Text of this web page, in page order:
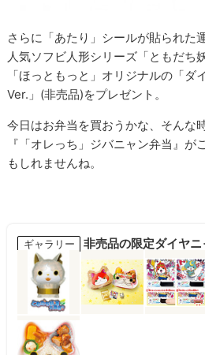
さらに「あたり」シールが貼られた
人気ソフビ人形シリーズ「ともだち
「ほっともっと」オリジナルの「ダ
Ver.」(非売品)をプレゼント。
今日はお弁当を買おうかな、そんな
『「オレっち」ジバニャン弁当』
もしれませんね。
ギャラリー 非売品の限定ダイヤ